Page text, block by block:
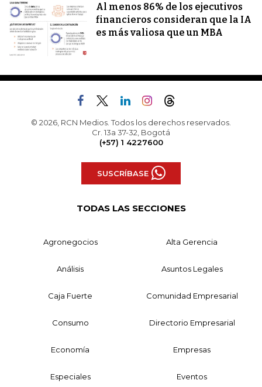
Al menos 86% de los ejecutivos
financieros consideran que la IA
es más valiosa que un MBA
© 2026, RCN Medios. Todos los derechos reservados.
Cr. 13a 37-32, Bogotá
(+57) 1 4227600
SUSCRÍBASE
TODAS LAS SECCIONES
Agronegocios Alta Gerencia
Análisis Asuntos Legales
Caja Fuerte Comunidad Empresarial
Consumo Directorio Empresarial
Economía Empresas
Especiales Eventos